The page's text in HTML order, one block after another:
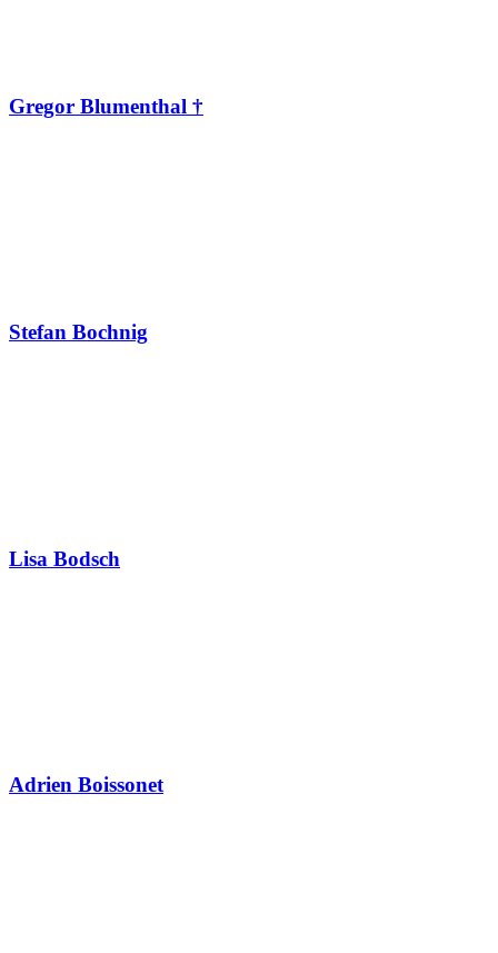
Gregor Blumenthal †
Stefan Bochnig
Lisa Bodsch
Adrien Boissonet